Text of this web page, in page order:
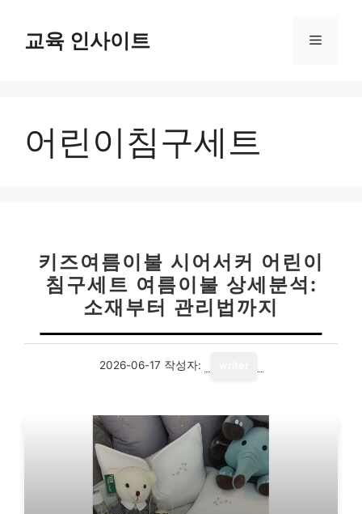
교육 인사이트 메
어린이침구세트
키즈여름이불 시어서커 어린이
침구세트 여름이불 상세분석:
소재부터 관리법까지
2026-06-17 작성자: